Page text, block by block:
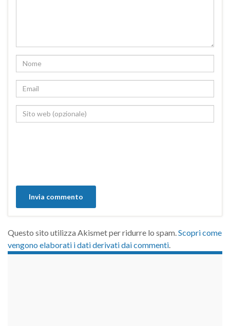
Questo sito utilizza Akismet per ridurre lo spam.Scopri come
vengono elaborati i dati derivati dai commenti.